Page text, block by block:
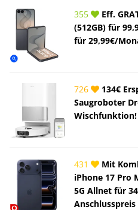
355
Eff.
(512GB) für
für 29,99€/
726
134€
Saugroboter
431
Mit
iPhone 17 Pro
5G Allnet für